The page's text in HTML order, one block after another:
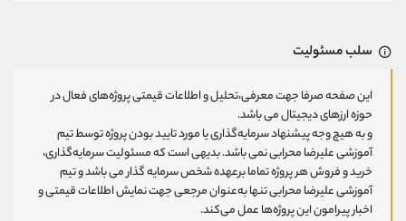
سلب مسئولیت
این صفحه صرفا جهت معرفی،تحلیل و اطلاعات قیمتی پروژه‌های فعال در
حوزه ارزهای دیجیتال می باشد.
و به هیچ وجه پیشنهاد سرمایه‌گذاری یا مورد تایید بودن پروژه توسط تیم
آموزشی علیرضا محرابی نمی باشد. بدیهی است که مسئولیت سرمایه‌گذاری،
خرید و فروش هر پروژه تماما برعهده شخص سرمایه گذار می باشد و تیم
آموزشی علیرضا محرابی تنها به‌عنوان مرجعی جهت نمایش اطلاعات قیمتی و
اخبار پیرامون این پروژه‌‌ها عمل می‌کند.